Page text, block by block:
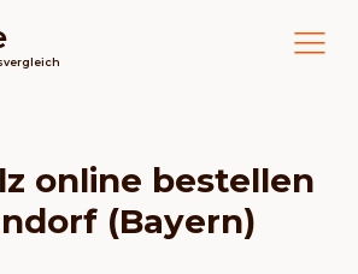
online bestellen
(Bayern)